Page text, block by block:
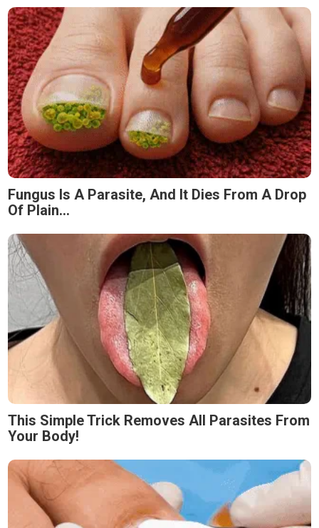
Fungus Is A Parasite, And It Dies From A Drop
Of Plain...
This Simple Trick Removes All Parasites From
Your Body!